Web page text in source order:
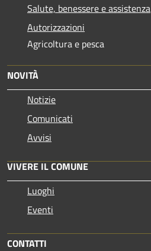
Salute, benessere e assistenza
Autorizzazioni
Agricoltura e pesca
NOVITÀ
Notizie
Comunicati
Avvisi
VIVERE IL COMUNE
Luoghi
Eventi
CONTATTI